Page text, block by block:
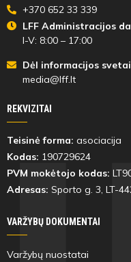
+370 652 33 339
LFF Administracijos
I-V: 8:00 – 17:00
Dėl informacijos
media@lff.lt
REKVIZITAI
Teisinė forma: asociacija
Kodas: 190729624
PVM mokėtojo kodas:
Adresas: Sporto g. 3, LT-
VARŽYBŲ DOKUMENTAI
Varžybų nuostatai